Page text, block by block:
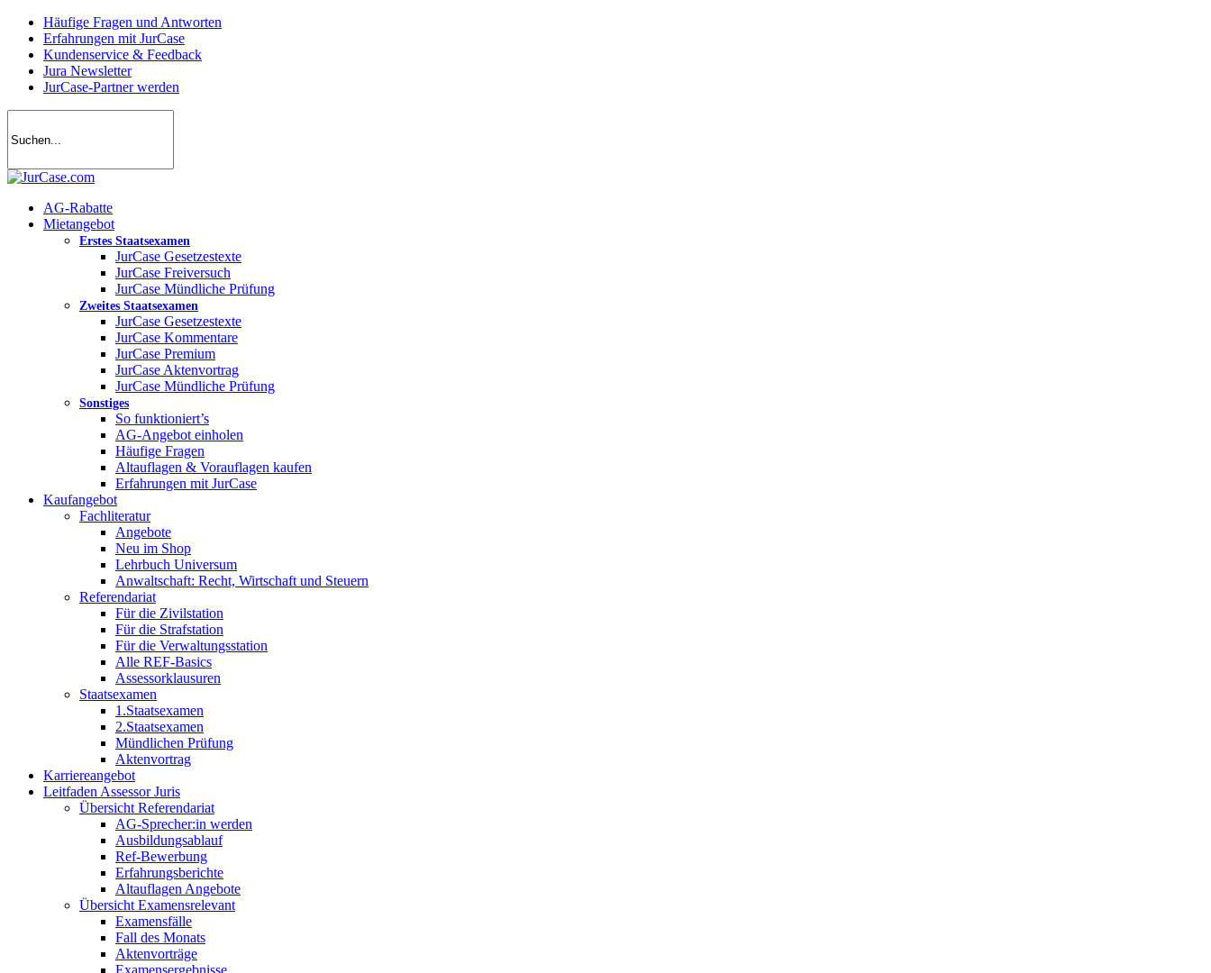
Skip
main
content
Häufige Fragen und Antworten
Erfahrungen mit JurCase
Kundenservice & Feedback
Jura Newsletter
JurCase-Partner werden
search
account
Menu
AG-Rabatte
Mietangebot
Erstes Staatsexamen
JurCase Gesetzestexte
JurCase Freiversuch
JurCase Mündliche Prüfung
Zweites Staatsexamen
JurCase Gesetzestexte
JurCase Kommentare
JurCase Premium
JurCase Aktenvortrag
JurCase Mündliche Prüfung
Sonstiges
So funktioniert’s
AG-Angebot einholen
Häufige Fragen
Altauflagen & Vorauflagen kaufen
Erfahrungen mit JurCase
Kaufangebot
Fachliteratur
Angebote
Neu im Shop
Lehrbuch Universum
Anwaltschaft: Recht, Wirtschaft und Steuern
Referendariat
Für die Zivilstation
Für die Strafstation
Für die Verwaltungsstation
Alle REF-Basics
Assessorklausuren
Staatsexamen
1.Staatsexamen
2.Staatsexamen
Mündlichen Prüfung
Aktenvortrag
Karriereangebot
Leitfaden Assessor Juris
Übersicht Referendariat
AG-Sprecher:in werden
Ausbildungsablauf
Ref-Bewerbung
Erfahrungsberichte
Altauflagen Angebote
Übersicht Examensrelevant
Examensfälle
Fall des Monats
Aktenvorträge
Examensergebnisse